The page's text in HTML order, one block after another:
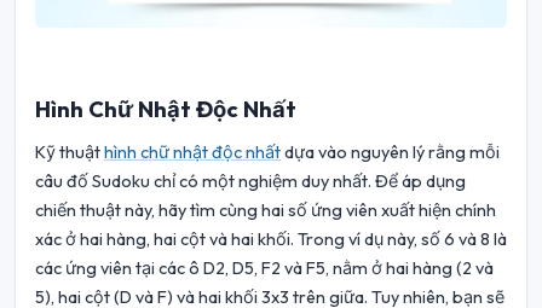
Hình Chữ Nhật Độc Nhất
Kỹ thuậthình chữ nhật độc nhấtdựa vào nguyên lý rằng mỗi
câu đố Sudoku chỉ có một nghiệm duy nhất. Để áp dụng
chiến thuật này, hãy tìm cùng hai số ứng viên xuất hiện chính
xác ở hai hàng, hai cột và hai khối. Trong ví dụ này, số 6 và 8 là
các ứng viên tại các ô D2, D5, F2 và F5, nằm ở hai hàng (2 và
5), hai cột (D và F) và hai khối 3x3 trên giữa. Tuy nhiên, bạn sẽ